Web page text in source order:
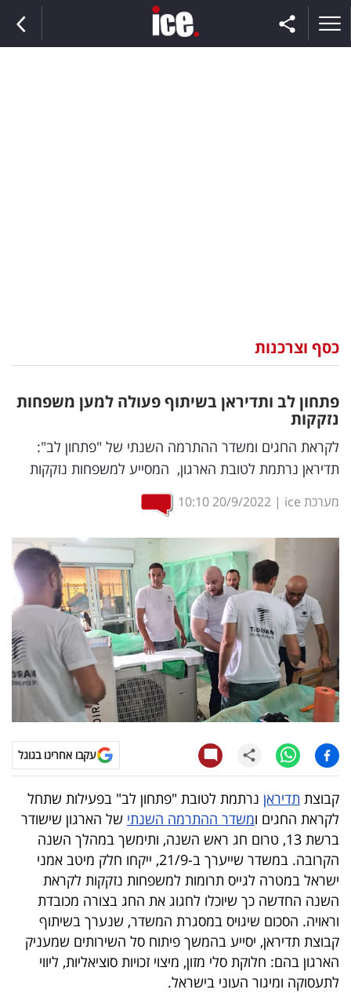
וצרכנות
דיגיטל
וטק
שיווק
ופרסום
משפט
מדדים
ומחקרים
דעות
רכילות
עסקית
ויראלי
טלוויזיה
עסקי
ספורט
קריירה
ולימודים
מינויים
כסף וצרכנות
פתחון לב ותדיראן בשיתוף פעולה למען משפחות
נזקקות
לקראת החגים ומשדר ההתרמה השנתי של "פתחון לב":
תדיראן נרתמת לטובת הארגון, המסייע למשפחות נזקקות
מערכת ice |
20/9/2022
10:10
עקבו אחרינו בגוגל
קבוצת תדיראן נרתמת לטובת "פתחון לב" בפעילות שתחל
לקראת החגים ומשדר ההתרמה השנתי של הארגון שישודר
ברשת 13, טרום חג ראש השנה, ותימשך במהלך השנה
הקרובה. במשדר שייערך ב-21/9, ייקחו חלק מיטב אמני
ישראל במטרה לגייס תרומות למשפחות נזקקות לקראת
השנה החדשה כך שיוכלו לחגוג את החג בצורה מכובדת
וראויה. הסכום שיגויס במסגרת המשדר, שנערך בשיתוף
קבוצת תדיראן, יסייע בהמשך פיתוח סל השירותים שמעניק
הארגון בהם: חלוקת סלי מזון, מיצוי זכויות סוציאליות, ליווי
לתעסוקה ומיגור העוני בישראל.